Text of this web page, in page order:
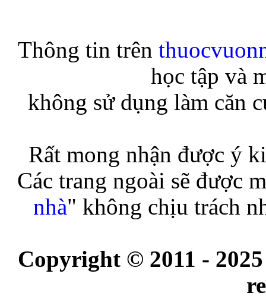
Thông tin trên
học tập và
không sử dụng làm căn
Rất mong nhận được ý
Các trang ngoài sẽ được
nhà" không chịu trách
Copyright © 2011 - 2025